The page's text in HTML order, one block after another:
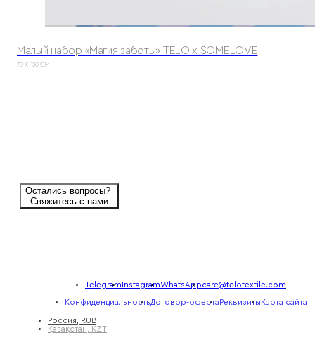
Малый набор «Магия заботы» TELO х SOMELOVE
70 X 130 СМ
Остались вопросы?
Свяжитесь с нами
Telegram InstagramWhatsAppcare@telotextile.com
КонфиденциальностьДоговор-оферта Реквизиты Карта сайта
Россия, RUB
Қазақстан, KZT